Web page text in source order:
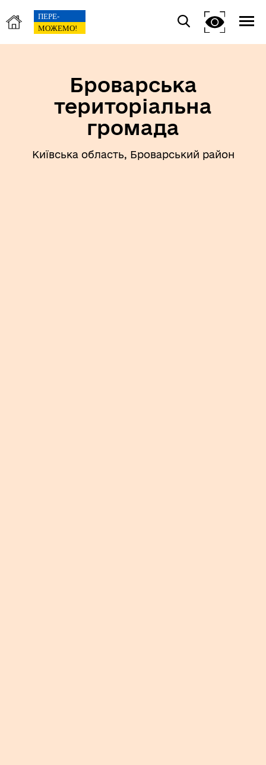
Броварська
територіальна
громада
Київська область, Броварський район